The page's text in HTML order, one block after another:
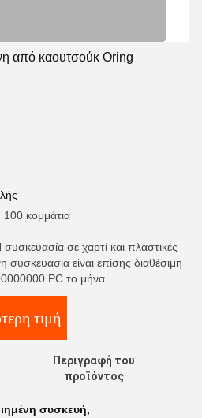
από καουτσούκ Oring
κομμάτια
σε χαρτί και πλαστικές
είναι επίσης διαθέσιμη
PC το μήνα
τιμή
Περιγραφή του
προϊόντος
συσκευή,